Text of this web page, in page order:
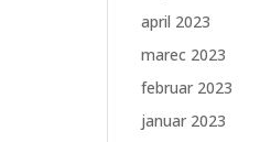
april 2023
marec 2023
februar 2023
januar 2023